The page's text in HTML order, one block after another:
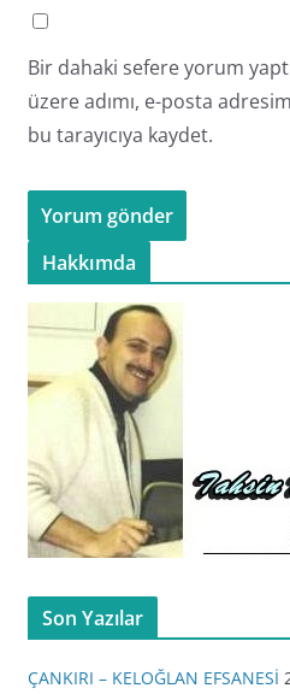
Bir dahaki sefere yorum
üzere adımı, e-posta
bu tarayıcıya kaydet.
Hakkımda
Son Yazılar
ÇANKIRI – KELOĞLAN EFSANESİ